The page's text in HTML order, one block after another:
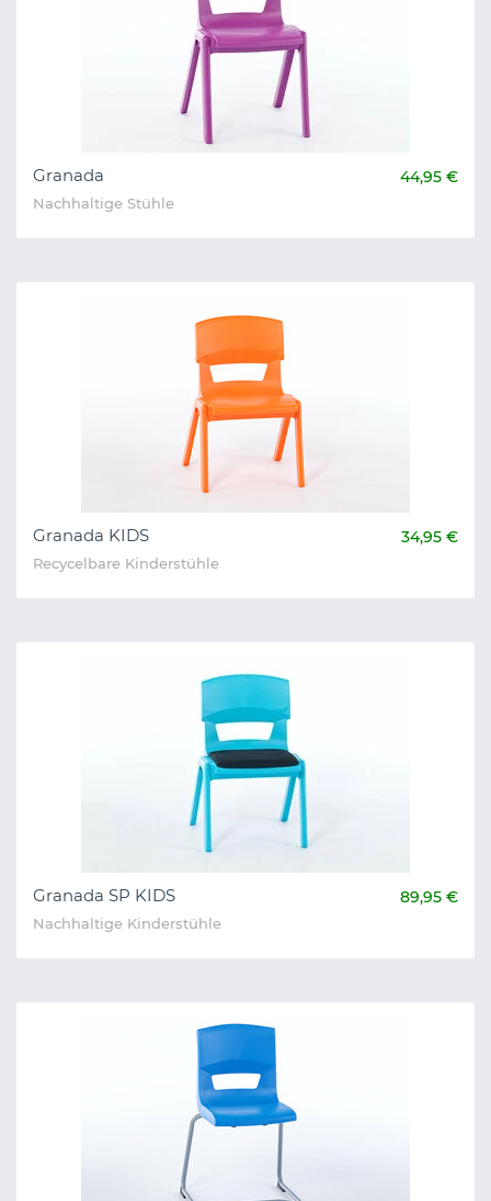
Granada 44,95 €
Nachhaltige Stühle
Granada KIDS 34,95 €
Recycelbare Kinderstühle
Granada SP KIDS 89,95 €
Nachhaltige Kinderstühle